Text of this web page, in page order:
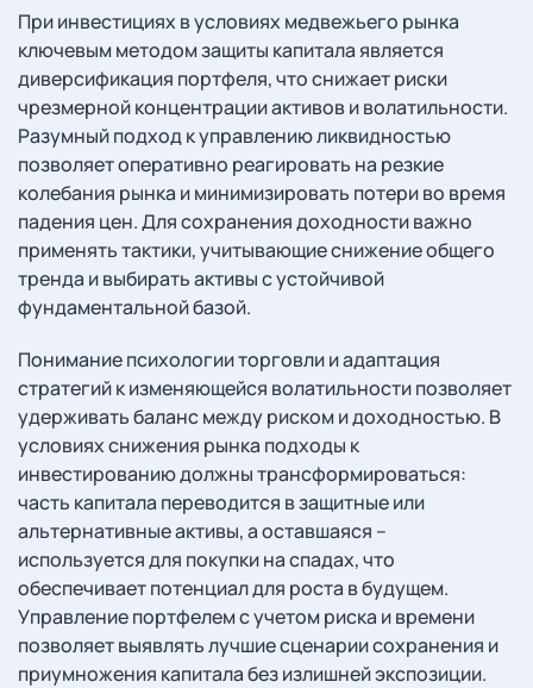
При инвестициях в условиях медвежьего рынка
ключевым методом защиты капитала является
диверсификация портфеля, что снижает риски
чрезмерной концентрации активов и волатильности.
Разумный подход к управлению ликвидностью
позволяет оперативно реагировать на резкие
колебания рынка и минимизировать потери во время
падения цен. Для сохранения доходности важно
применять тактики, учитывающие снижение общего
тренда и выбирать активы с устойчивой
фундаментальной базой.
Понимание психологии торговли и адаптация
стратегий к изменяющейся волатильности позволяет
удерживать баланс между риском и доходностью. В
условиях снижения рынка подходы к
инвестированию должны трансформироваться:
часть капитала переводится в защитные или
альтернативные активы, а оставшаяся –
используется для покупки на спадах, что
обеспечивает потенциал для роста в будущем.
Управление портфелем с учетом риска и времени
позволяет выявлять лучшие сценарии сохранения и
приумножения капитала без излишней экспозиции.